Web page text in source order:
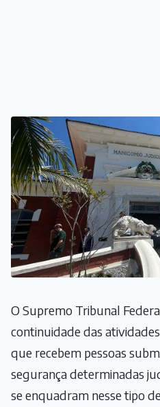
O Supremo Tribunal
continuidade das
que recebem pessoas
segurança determinadas
se enquadram nesse tipo